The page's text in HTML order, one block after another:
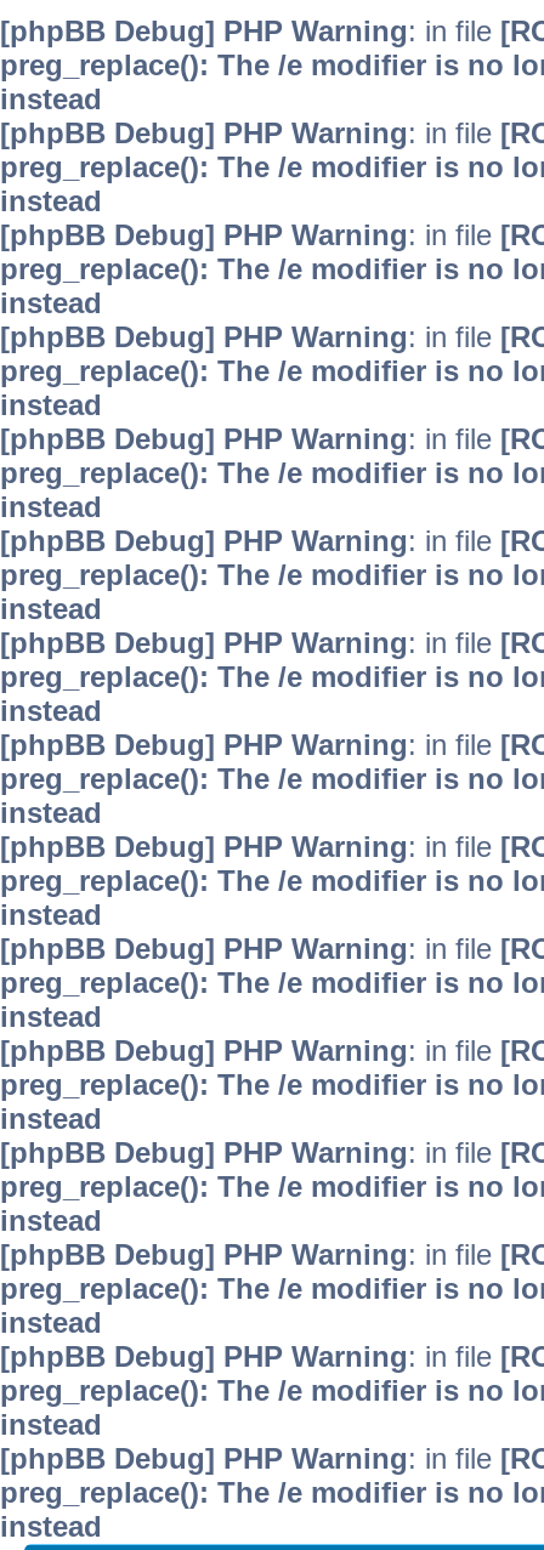
[phpBB Debug] PHP Warning: in file
preg_replace(): The /e modifier is no
instead
[phpBB Debug] PHP Warning: in file
preg_replace(): The /e modifier is no
instead
[phpBB Debug] PHP Warning: in file
preg_replace(): The /e modifier is no
instead
[phpBB Debug] PHP Warning: in file
preg_replace(): The /e modifier is no
instead
[phpBB Debug] PHP Warning: in file
preg_replace(): The /e modifier is no
instead
[phpBB Debug] PHP Warning: in file
preg_replace(): The /e modifier is no
instead
[phpBB Debug] PHP Warning: in file
preg_replace(): The /e modifier is no
instead
[phpBB Debug] PHP Warning: in file
preg_replace(): The /e modifier is no
instead
[phpBB Debug] PHP Warning: in file
preg_replace(): The /e modifier is no
instead
[phpBB Debug] PHP Warning: in file
preg_replace(): The /e modifier is no
instead
[phpBB Debug] PHP Warning: in file
preg_replace(): The /e modifier is no
instead
[phpBB Debug] PHP Warning: in file
preg_replace(): The /e modifier is no
instead
[phpBB Debug] PHP Warning: in file
preg_replace(): The /e modifier is no
instead
[phpBB Debug] PHP Warning: in file
preg_replace(): The /e modifier is no
instead
[phpBB Debug] PHP Warning: in file
preg_replace(): The /e modifier is no
instead